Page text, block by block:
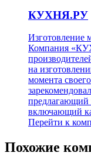
КУХНЯ.РУ
Изготовление
Компания
на
момента
предлагающий
включающий
Перейти к
Похожие